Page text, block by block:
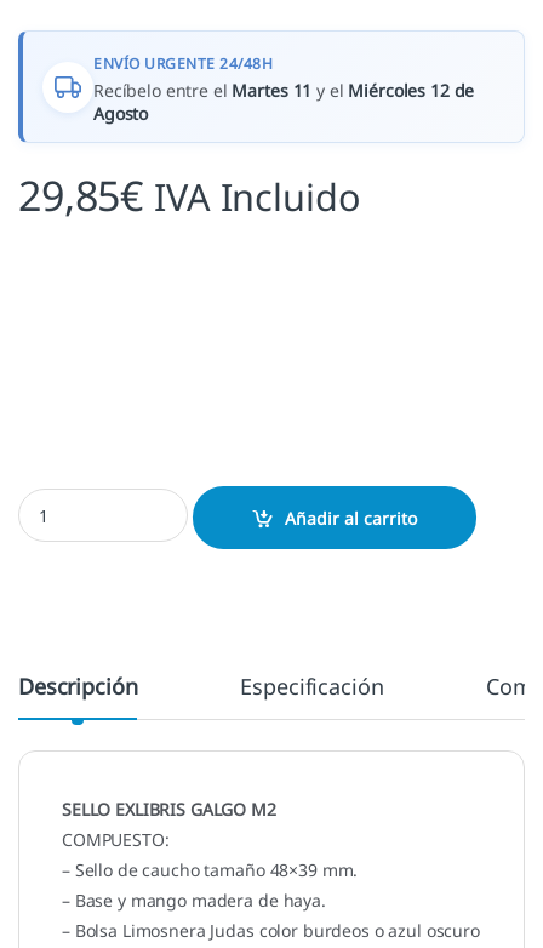
ENVÍO URGENTE 24/48H
Recíbelo entre el Martes 11 y el Miércoles 12 de
Agosto
29,85€ IVA Incluido
Exlibris Galgo M2 cantidad
Añadir al carrito
Descripción Especificación
SELLO EXLIBRIS GALGO M2
COMPUESTO:
– Sello de caucho tamaño 48×39 mm.
– Base y mango madera de haya.
– Bolsa Limosnera Judas color burdeos o azul oscuro